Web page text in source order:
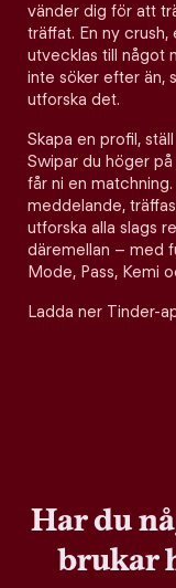
vänder dig för att
träffat. En ny crush,
utvecklas till något
inte söker efter än,
utforska det.
Skapa en profil,
Swipar du höger
får ni en
meddelande,
utforska alla slags
däremellan – med
Mode, Pass, Kemi
Ladda ner Tinder-
Har du
brukar